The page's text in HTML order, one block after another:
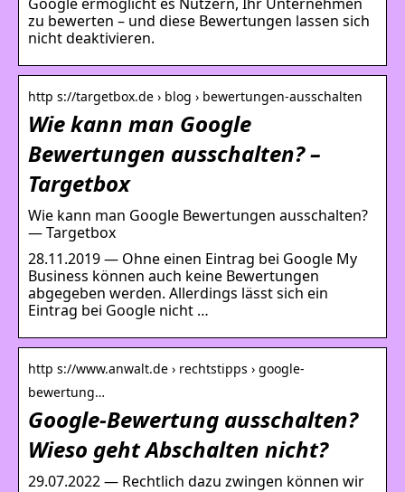
zu bewerten – und diese Bewertungen lassen sich
nicht deaktivieren.
http s://targetbox.de › blog › bewertungen-ausschalten
Wie kann man Google
Bewertungen ausschalten? –
Targetbox
Wie kann man Google Bewertungen ausschalten?
— Targetbox
28.11.2019 — Ohne einen Eintrag bei Google My
Business können auch keine Bewertungen
abgegeben werden. Allerdings lässt sich ein
Eintrag bei Google nicht …
http s://www.anwalt.de › rechtstipps › google-
bewertung…
Google-Bewertung ausschalten?
Wieso geht Abschalten nicht?
29.07.2022 — Rechtlich dazu zwingen können wir